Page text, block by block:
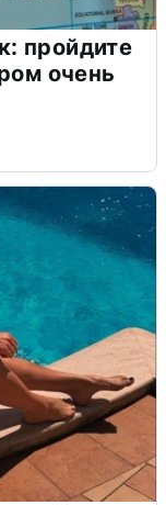
пройдите
очень